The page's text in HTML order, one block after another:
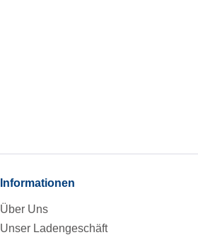
Informationen
Über Uns
Unser Ladengeschäft